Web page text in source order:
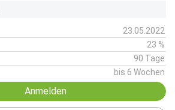
23.05.2022
23 %
90 Tage
bis 6 Wochen
Anmelden